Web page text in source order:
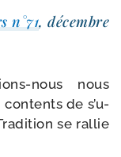
n°71, décembre
​nous nous
de s’u­
se ral­lie